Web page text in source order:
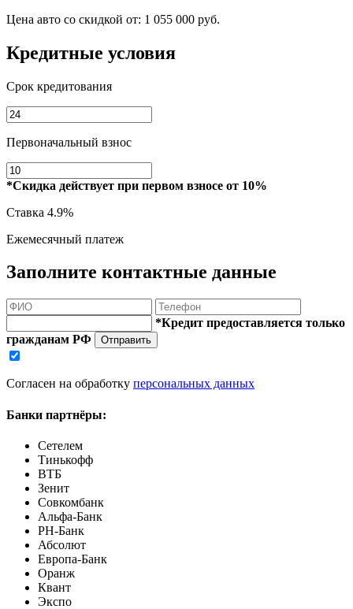
Цена авто со скидкой от: 1 055 000 руб.
Кредитные условия
Срок кредитования
Первоначальный взнос
*Скидка действует при первом взносе от 10%
Ставка 4.9%
Ежемесячный платеж
Заполните контактные данные
*Кредит предоставляется только
гражданам РФ
Отправить
Согласен на обработку персональных данных
Банки партнёры:
Сетелем
Тинькофф
ВТБ
Зенит
Совкомбанк
Альфа-Банк
РН-Банк
Абсолют
Европа-Банк
Оранж
Квант
Экспо